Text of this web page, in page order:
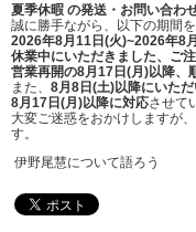
夏季休暇 の発送・お問い合わ
誠に勝手ながら、以下の期間
2026年8月11日(火)~2026年8
休業中にいただきました、ご
営業再開の8月17日(月)以降、
また、 8月8日(土)以降にいただ
8月17日(月)以降に対応させて
大変ご迷惑をおかけしますが、
す。
伊野尾慧について語ろう